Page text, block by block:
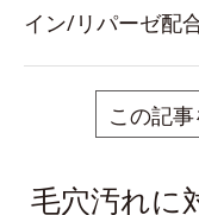
イン/リパーゼ配
この記
毛穴汚れに